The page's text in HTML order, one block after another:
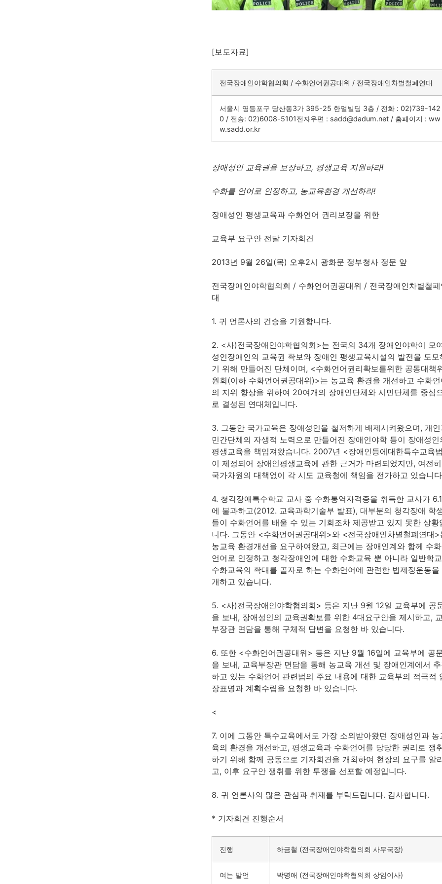
[보도자료]
전국장애인야학협의회 / 수화언어권공대위 / 전국장애인차별철폐연대
서울시 영등포구 당산동3가 395-25 한얼빌딩 3층 / 전화 : 02)739-142
0 / 전송: 02)6008-5101전자우편 : sadd@dadum.net / 홈페이지 : ww
w.sadd.or.kr
장애성인 교육권을 보장하고, 평생교육 지원하라!
수화를 언어로 인정하고, 농교육환경 개선하라!
장애성인 평생교육과 수화언어 권리보장을 위한
교육부 요구안 전달 기자회견
2013년 9월 26일(목) 오후2시 광화문 정부청사 정문 앞
전국장애인야학협의회 / 수화언어권공대위 / 전국장애인차별철폐
대
1. 귀 언론사의 건승을 기원합니다.
2. <사)전국장애인야학협의회>는 전국의 34개 장애인야학이 모
성인장애인의 교육권 확보와 장애인 평생교육시설의 발전을 도모
기 위해 만들어진 단체이며, <수화언어권리확보를위한 공동대책
원회(이하 수화언어권공대위)>는 농교육 환경을 개선하고 수화언
의 지위 향상을 위하여 20여개의 장애인단체와 시민단체를 중심
로 결성된 연대체입니다.
3. 그동안 국가교육은 장애성인을 철저하게 배제시켜왔으며, 개
민간단체의 자생적 노력으로 만들어진 장애인야학 등이 장애성인
평생교육을 책임져왔습니다. 2007년 <장애인등에대한특수교육
이 제정되어 장애인평생교육에 관한 근거가 마련되었지만, 여전히
국가차원의 대책없이 각 시도 교육청에 책임을 전가하고 있습니
4. 청각장애특수학교 교사 중 수화통역자격증을 취득한 교사가
에 불과하고(2012. 교육과학기술부 발표), 대부분의 청각장애 학
들이 수화언어를 배울 수 있는 기회조차 제공받고 있지 못한 상황
니다. 그동안 <수화언어권공대위>와 <전국장애인차별철폐연대>
농교육 환경개선을 요구하여왔고, 최근에는 장애인계와 함께 수
언어로 인정하고 청각장애인에 대한 수화교육 뿐 아니라 일반학교
수화교육의 확대를 골자로 하는 수화언어에 관련한 법제정운동을
개하고 있습니다.
5. <사)전국장애인야학협의회> 등은 지난 9월 12일 교육부에 공
을 보내, 장애성인의 교육권확보를 위한 4대요구안을 제시하고,
부장관 면담을 통해 구체적 답변을 요청한 바 있습니다.
6. 또한 <수화언어권공대위> 등은 지난 9월 16일에 교육부에 공
을 보내, 교육부장관 면담을 통해 농교육 개선 및 장애인계에서 추
하고 있는 수화언어 관련법의 주요 내용에 대한 교육부의 적극적
장표명과 계획수립을 요청한 바 있습니다.
<
7. 이에 그동안 특수교육에서도 가장 소외받아왔던 장애성인과 농
육의 환경을 개선하고, 평생교육과 수화언어를 당당한 권리로 쟁
하기 위해 함께 공동으로 기자회견을 개최하여 현장의 요구를 알
고, 이후 요구안 쟁취를 위한 투쟁을 선포할 예정입니다.
8. 귀 언론사의 많은 관심과 취재를 부탁드립니다. 감사합니다.
* 기자회견 진행순서
진행 하금철 (전국장애인야학협의회 사무국장)
여는 발언 박명애 (전국장애인야학협의회 상임이사)